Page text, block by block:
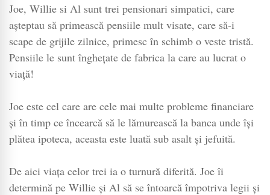
Joe, Willie si Al sunt trei pensionari simpatici, care
așteptau să primească pensiile mult visate, care să-i
scape de grijile zilnice, primesc în schimb o veste tristă.
Pensiile le sunt înghețate de fabrica la care au lucrat o
viață!
Joe este cel care are cele mai multe probleme financiare
și în timp ce încearcă să le lămurească la banca unde își
plătea ipoteca, aceasta este luată sub asalt și jefuită.
De aici viața celor trei ia o turnură diferită. Joe îi
determină pe Willie și Al să se întoarcă împotriva legii și